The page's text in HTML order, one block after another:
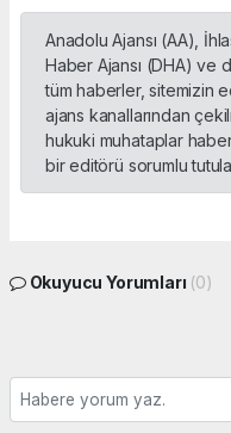
Anadolu Ajansı (AA),
Haber Ajansı (DHA) ve
tüm haberler, sitemizin
ajans kanallarından
hukuki muhataplar
bir editörü sorumlu
Okuyucu Yorumları (0)